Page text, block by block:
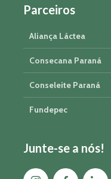
Parceiros
Aliança Láctea
Consecana Paraná
Conseleite Paraná
Fundepec
Junte-se a nós!